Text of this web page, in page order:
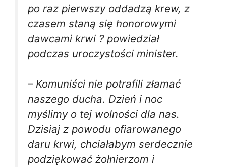
po raz pierwszy oddadzą krew, z
czasem staną się honorowymi
dawcami krwi ? powiedział
podczas uroczystości minister.
– Komuniści nie potrafili złamać
naszego ducha. Dzień i noc
myślimy o tej wolności dla nas.
Dzisiaj z powodu ofiarowanego
daru krwi, chciałabym serdecznie
podziękować żołnierzom i